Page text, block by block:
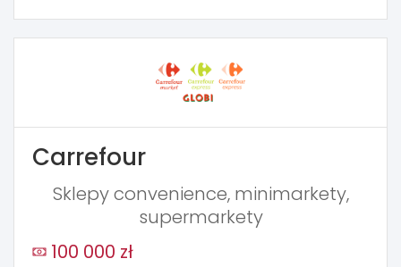
Carrefour
Sklepy convenience, minimarkety,
supermarkety
100 000 zł